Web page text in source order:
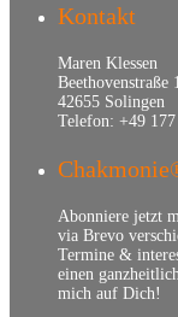
Kontakt
Maren Klessen
Beethovenstraße
42655 Solingen
Telefon: +49
Abonniere jetzt
via Brevo
Termine &
einen
mich auf Dich!